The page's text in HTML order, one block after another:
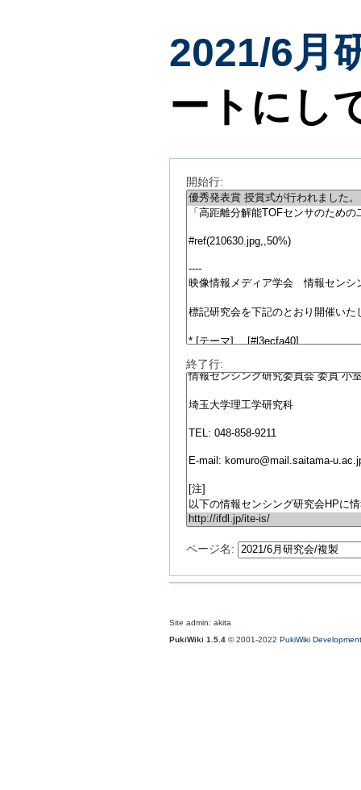
2021/6月
ートにし
開始行:
終了行:
ページ名:
Site admin: akita
PukiWiki 1.5.4 © 2001-2022 PukiWiki